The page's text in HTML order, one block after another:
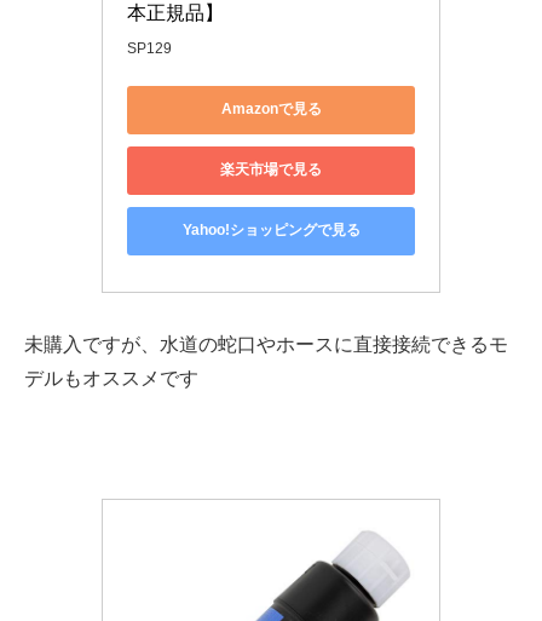
本正規品】
SP129
Amazonで見る
楽天市場で見る
Yahoo!ショッピングで見る
未購入ですが、水道の蛇口やホースに直接接続できるモ
デルもオススメです